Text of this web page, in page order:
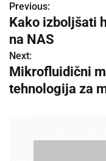
P
o
s
t
Previous:
Kako izboljšati
na NAS
Next:
Mikrofluidični
tehnologija za